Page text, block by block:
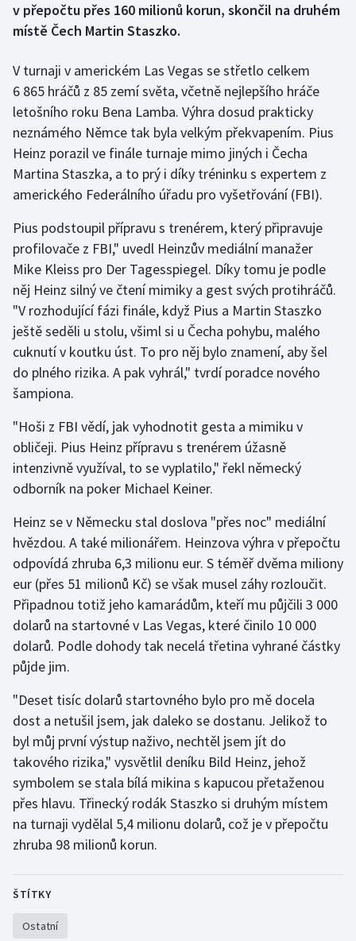
Dostihy
Futsal
Golf
Gymnastika
Házená
Jezdectví
Judo
Krasobruslení
Lezení
Lyže a snowboard
Moderní pětiboj
Motorsport
Parasport
Plavání
Plážový volejbal
Ragby
Rychlobruslení
Rychlostní kanoistika
Sportovní střelba
Stolní tenis
Triatlon
Veslování
v přepočtu přes 160 milionů korun, skončil na druhém
místě Čech Martin Staszko.
V turnaji v americkém Las Vegas se střetlo celkem
6 865 hráčů z 85 zemí světa, včetně nejlepšího hráče
letošního roku Bena Lamba. Výhra dosud prakticky
neznámého Němce tak byla velkým překvapením. Pius
Heinz porazil ve finále turnaje mimo jiných i Čecha
Martina Staszka, a to prý i díky tréninku s expertem z
amerického Federálního úřadu pro vyšetřování (FBI).
Pius podstoupil přípravu s trenérem, který připravuje
profilovače z FBI," uvedl Heinzův mediální manažer
Mike Kleiss pro Der Tagesspiegel. Díky tomu je podle
něj Heinz silný ve čtení mimiky a gest svých protihráčů.
"V rozhodující fázi finále, když Pius a Martin Staszko
ještě seděli u stolu, všiml si u Čecha pohybu, malého
cuknutí v koutku úst. To pro něj bylo znamení, aby šel
do plného rizika. A pak vyhrál," tvrdí poradce nového
šampiona.
"Hoši z FBI vědí, jak vyhodnotit gesta a mimiku v
obličeji. Pius Heinz přípravu s trenérem úžasně
intenzivně využíval, to se vyplatilo," řekl německý
odborník na poker Michael Keiner.
Heinz se v Německu stal doslova "přes noc" mediální
hvězdou. A také milionářem. Heinzova výhra v přepočtu
odpovídá zhruba 6,3 milionu eur. S téměř dvěma miliony
eur (přes 51 milionů Kč) se však musel záhy rozloučit.
Připadnou totiž jeho kamarádům, kteří mu půjčili 3 000
dolarů na startovné v Las Vegas, které činilo 10 000
dolarů. Podle dohody tak necelá třetina vyhrané částky
půjde jim.
"Deset tisíc dolarů startovného bylo pro mě docela
dost a netušil jsem, jak daleko se dostanu. Jelikož to
byl můj první výstup naživo, nechtěl jsem jít do
takového rizika," vysvětlil deníku Bild Heinz, jehož
symbolem se stala bílá mikina s kapucou přetaženou
přes hlavu. Třinecký rodák Staszko si druhým místem
na turnaji vydělal 5,4 milionu dolarů, což je v přepočtu
zhruba 98 milionů korun.
ŠTÍTKY
Ostatní